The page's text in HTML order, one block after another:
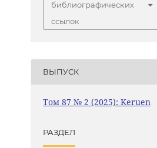
библиографических
ссылок
ВЫПУСК
Том 87 № 2 (2025): Keruen
РАЗДЕЛ